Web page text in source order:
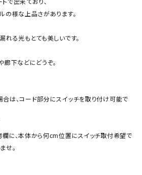
の様な上品さがあります。
れる光もとても美しいです。
廊下などにどうぞ。
は、コード部分にスイッチを取り付け可能で
に、本体から何cm位置にスイッチ取付希望で
せ。